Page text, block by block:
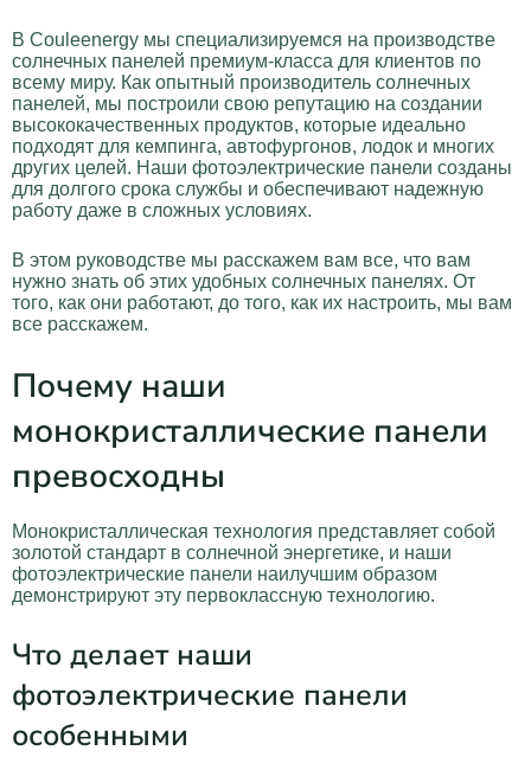
В Couleenergy мы специализируемся на производстве
солнечных панелей премиум-класса для клиентов по
всему миру. Как опытный производитель солнечных
панелей, мы построили свою репутацию на создании
высококачественных продуктов, которые идеально
подходят для кемпинга, автофургонов, лодок и многих
других целей. Наши фотоэлектрические панели созданы
для долгого срока службы и обеспечивают надежную
работу даже в сложных условиях.
В этом руководстве мы расскажем вам все, что вам
нужно знать об этих удобных солнечных панелях. От
того, как они работают, до того, как их настроить, мы вам
все расскажем.
Почему наши
монокристаллические панели
превосходны
Монокристаллическая технология представляет собой
золотой стандарт в солнечной энергетике, и наши
фотоэлектрические панели наилучшим образом
демонстрируют эту первоклассную технологию.
Что делает наши
фотоэлектрические панели
особенными